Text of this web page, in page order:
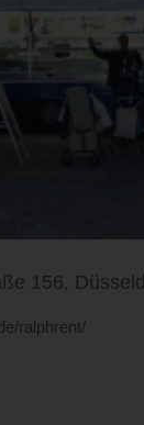
156,
ralphrent/